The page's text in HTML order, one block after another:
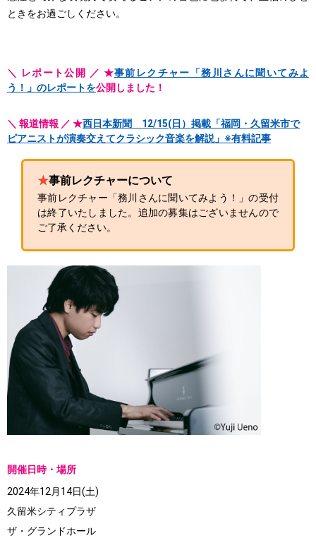
ときをお過ごしください。
＼ レポート公開 ／ ★事前レクチャー「務川さんに聞いてみよ
う！」のレポートを公開しました！
＼ 報道情報 ／ ★西日本新聞 12/15(日）掲載「福岡・久留米市で
ピアニストが演奏交えてクラシック音楽を解説」※有料記事
★事前レクチャーについて
事前レクチャー「務川さんに聞いてみよう！」の受付
は終了いたしました。追加の募集はございませんので
ご了承ください。
開催日時・場所
2024年12月14日(土)
久留米シティプラザ
ザ・グランドホール